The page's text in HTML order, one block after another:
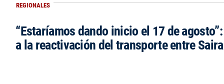
REGIONALES
“Estaríamos dando inicio el 17 de
a la reactivación del transporte entre